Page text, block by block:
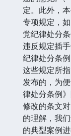
定。此外，
专项规定，
党纪律处分
违反规定插
纪律处分条
这些规定所
发布的，为
律处分条例
修改的条文
的理解，我
的典型案例进